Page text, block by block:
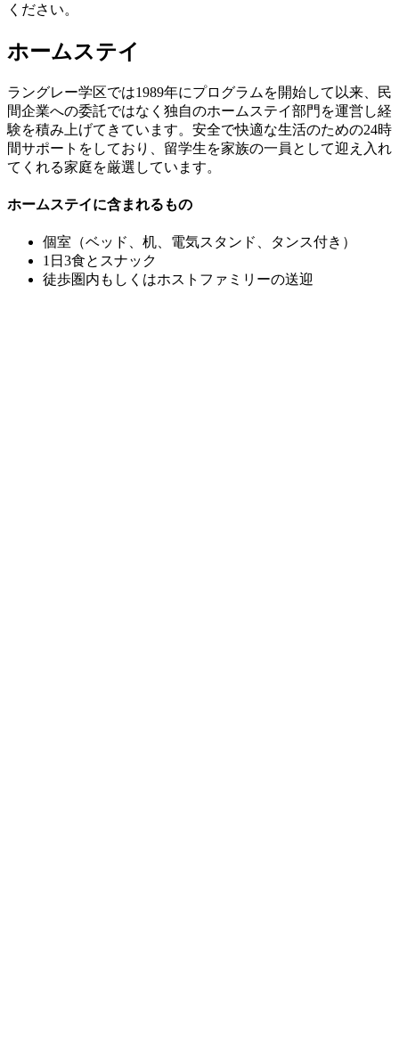
ください。
ホームステイ
ラングレー学区では1989年にプログラムを開始して以来、民
間企業への委託ではなく独自のホームステイ部門を運営し経
験を積み上げてきています。安全で快適な生活のための24時
間サポートをしており、留学生を家族の一員として迎え入れ
てくれる家庭を厳選しています。
ホームステイに含まれるもの
個室（ベッド、机、電気スタンド、タンス付き）
1日3食とスナック
徒歩圏内もしくはホストファミリーの送迎